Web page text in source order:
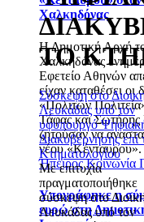
Χαλκηδόνας
Η Δημοτική Αρχή
Χαλκηδόνας
Εφετείο Αθηνών
είχαν καταθέσει οι
«Πολιτών
Τάφας και Σωτήρης
ζητούσαν να
νέου «Κένταυρου».
ΉπειροςΚοινωνία
Υπογράφηκε η
ευρώ στη
ΤΟ
Σύσκεψη στο
Λευκάδας υπό τον
υφυπουργό
Διακυβέρνησης επί
Κτηματολογίου
Με επιτυχία
πραγματοποιήθηκε
σύσκεψη στο
Λευκάδας υπό τον